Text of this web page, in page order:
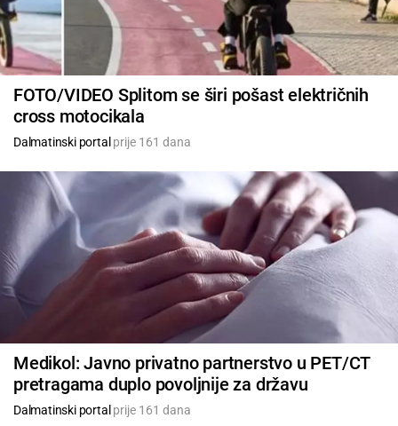
FOTO/VIDEO Splitom se širi pošast električnih
cross motocikala
Dalmatinski portal prije 161 dana
Medikol: Javno privatno partnerstvo u PET/CT
pretragama duplo povoljnije za državu
Dalmatinski portal prije 161 dana